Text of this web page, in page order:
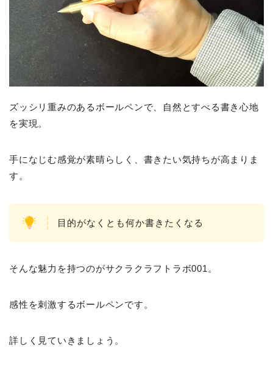
ズッシリ重みのあるボールペンで、自然とすべる書き心地
を実現。
手になじむ感覚が素晴らしく、書きたい気持ちが高まりま
す。
目的がなくとも何か書きたくなる
そんな魅力を持つのがサクラクラフトラボ001。
感性を刺激するボールペンです。
詳しく見ていきましょう。